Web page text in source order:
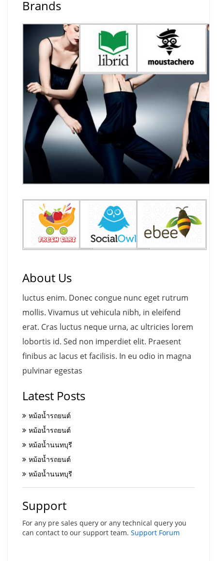
Brands
About Us
luctus enim. Donec congue nunc eget rutrum
mollis. Vivamus ut vehicula nibh, in eleifend
erat. Cras luctus neque urna, ac ultricies lorem
lobortis id. Sed non imperdiet elit. Praesent
finibus ac lacus et facilisis. In eu odio in magna
pulvinar egestas
Latest Posts
หม้อน้ำรถยนต์
หม้อน้ำรถยนต์
หม้อน้ำนนทบุรี
หม้อน้ำรถยนต์
หม้อน้ำนนทบุรี
Support
For any pre sales query or any technical query you
can contact to our support team. Support Forum